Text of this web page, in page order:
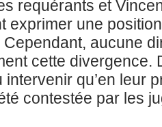
requérants et
exprimer une
aucune
cette
intervenir qu’en leur
contestée par les